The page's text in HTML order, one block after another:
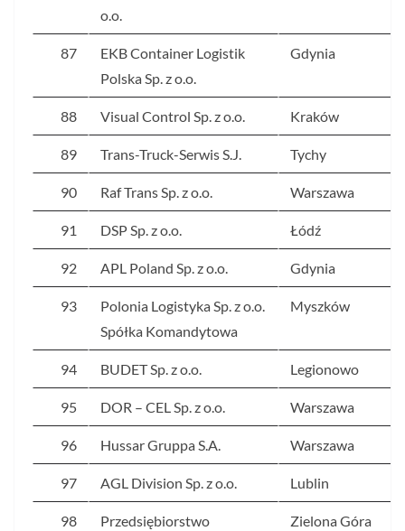
o.o.
87
EKB Container Logistik
Polska Sp. z o.o.
Gdynia
88 Visual Control Sp. z o.o. Kraków
89 Trans-Truck-Serwis S.J. Tychy
90 Raf Trans Sp. z o.o. Warszawa
91 DSP Sp. z o.o. Łódź
92 APL Poland Sp. z o.o. Gdynia
93
Polonia Logistyka Sp. z o.o.
Spółka Komandytowa
Myszków
94 BUDET Sp. z o.o. Legionowo
95 DOR – CEL Sp. z o.o. Warszawa
96 Hussar Gruppa S.A. Warszawa
97 AGL Division Sp. z o.o. Lublin
98
Przedsiębiorstwo
Zielona Góra